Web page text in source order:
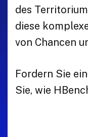
des
diese
von Chancen
Fordern Sie
Sie, wie